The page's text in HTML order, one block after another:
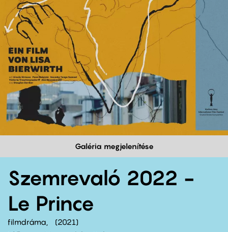
Galéria megjelenítése
Szemrevaló 2022 -
Le Prince
filmdráma
2021